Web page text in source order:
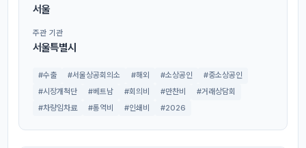
서울
주관 기관
서울특별시
#수출 #서울상공회의소 #해외 #소상공인
#중소상공인
#시장개척단
#베트남 #회의비 #만찬비
#거래상담회
#차량임차료
#통역비 #인쇄비 #2026